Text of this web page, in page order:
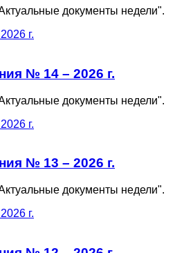
документы недели".
№ 14 – 2026 г.
документы недели".
№ 13 – 2026 г.
документы недели".